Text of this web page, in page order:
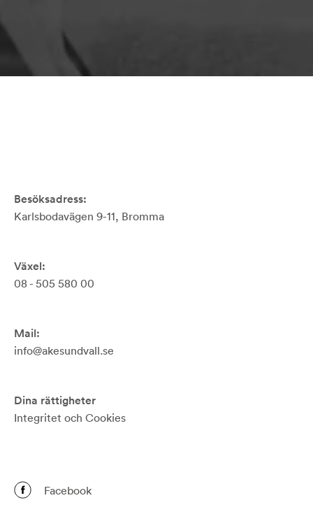
Besöksadress:
Karlsbodavägen 9-11, Bromma
Växel:
08 - 505 580 00
Mail:
info@akesundvall.se
Dina rättigheter
Integritet och Cookies
Facebook